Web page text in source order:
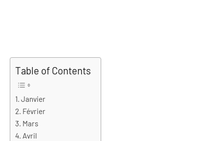
Table of Contents
Janvier
Février
Mars
Avril